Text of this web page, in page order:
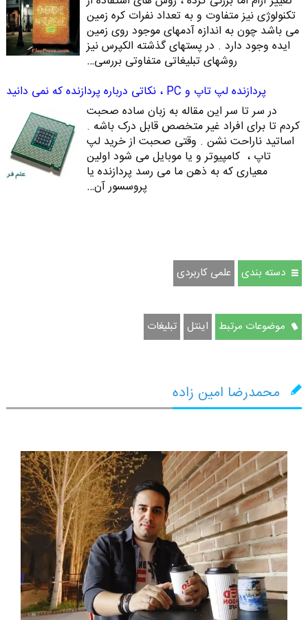
تکنولوژی نیز متفاوت و به تعداد نفرات کره زمین
می باشد چون به اندازه آدمهای موجود روی زمین
ایده وجود دارد . در پستهای گذشته الکپرس نیز
روشهای تبلیغاتی متفاوتی بررسی…
پردازنده لپ تاپ و PC ، نکاتی درباره پردازنده که نمی دانید
در سر تا سر این مقاله به زبان ساده صحبت
کردم تا برای افراد غیر متخصص قابل درک باشه .
اساتید ناراحت نشن . وقتی صحبت از خرید لپ
تاپ ، کامپیوتر و یا موبایل می شود اولین
معیاری که به ذهن ما می رسد پردازنده یا
پروسسور آن…
دسته بندی علمی کاربردی
موضوعات مرتبط اینتل تبلیغات
محمدرضا امین زاده